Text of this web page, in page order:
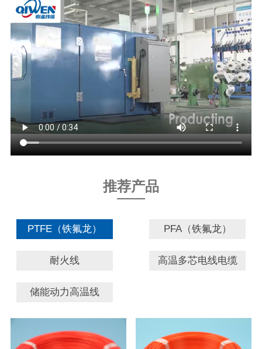
推荐产品
PTFE（铁氟龙） PFA（铁氟龙）
耐火线 高温多芯电线电缆
储能动力高温线